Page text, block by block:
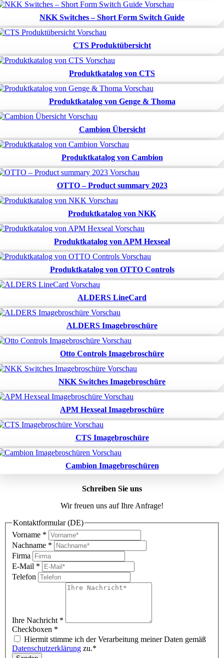
NKK Switches – Short Form Switch Guide
CTS Produktübersicht
Produktkatalog von CTS
Produktkatalog von Genge & Thoma
Cambion Übersicht
Produktkatalog von Cambion
OTTO – Product summary 2023
Produktkatalog von NKK
Produktkatalog von APM Hexseal
Produktkatalog von OTTO Controls
ALDERS LineCard
ALDERS Imagebroschüre
Otto Controls Imagebroschüre
NKK Switches Imagebroschüre
APM Hexseal Imagebroschüre
CTS Imagebroschüre
Cambion Imagebroschüren
Schreiben Sie uns
Wir freuen uns auf Ihre Anfrage!
Kontaktformular (DE)
Vorname *
Nachname *
Firma
E-Mail *
Telefon
Ihre Nachricht *
Checkboxen *
Hiermit stimme ich der Verarbeitung meiner Daten gemäß
Datenschutzerklärung zu.*